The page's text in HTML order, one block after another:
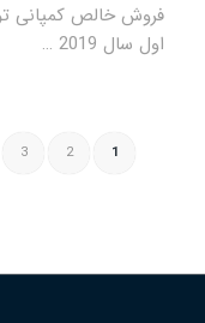
اول سال 2019 …
1
2
3